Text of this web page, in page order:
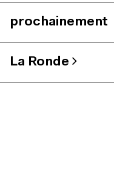
prochainement
La Ronde